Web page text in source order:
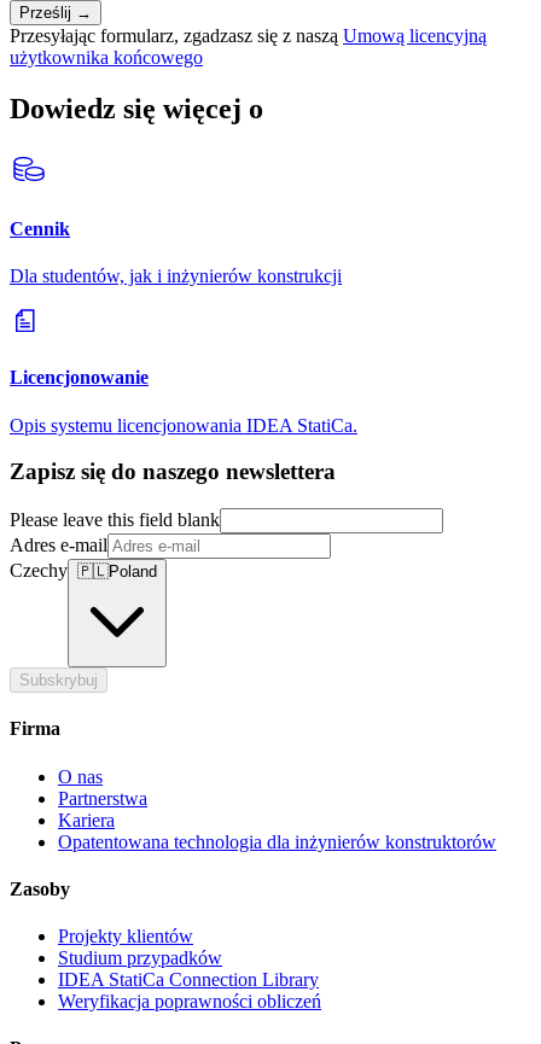
Prześlij →
Przesyłając formularz, zgadzasz się z naszą Umową licencyjną
użytkownika końcowego
Dowiedz się więcej o
Cennik
Dla studentów, jak i inżynierów konstrukcji
Licencjonowanie
Opis systemu licencjonowania IDEA StatiCa.
Zapisz się do naszego newslettera
Please leave this field blank
Adres e-mail
Czechy 🇵🇱Poland
Subskrybuj
Firma
O nas
Partnerstwa
Kariera
Opatentowana technologia dla inżynierów konstruktorów
Zasoby
Projekty klientów
Studium przypadków
IDEA StatiCa Connection Library
Weryfikacja poprawności obliczeń